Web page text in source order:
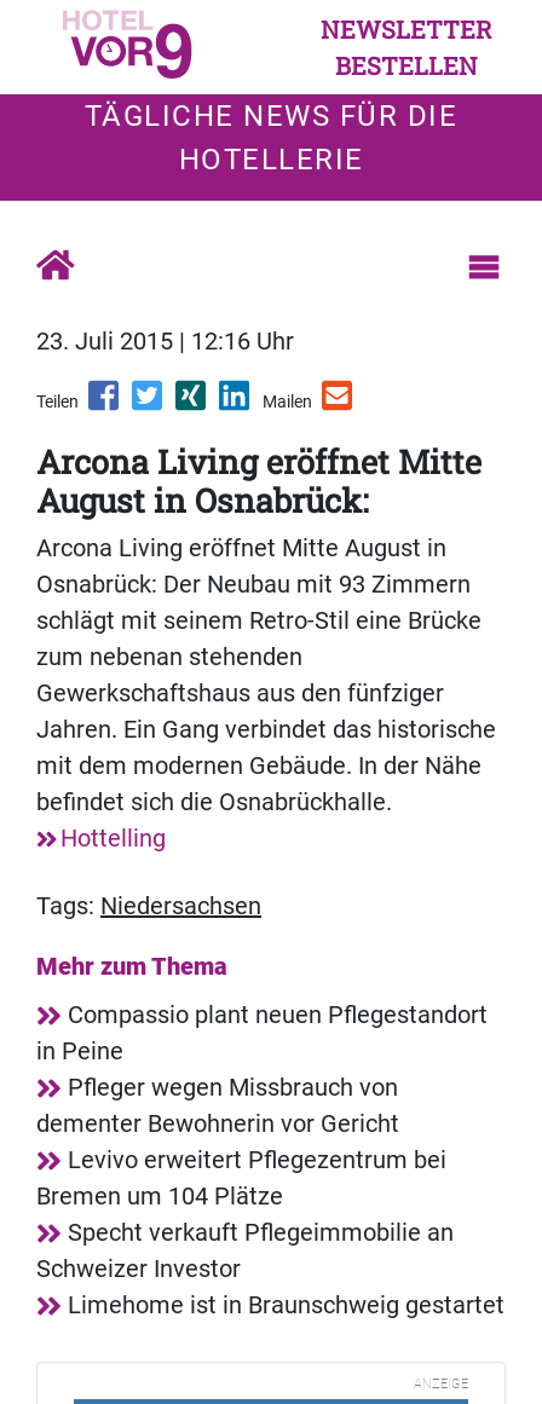
NEWSLETTER
BESTELLEN
TÄGLICHE NEWS FÜR DIE
HOTELLERIE
23. Juli 2015 | 12:16 Uhr
Teilen Mailen
Arcona Living eröffnet Mitte
August in Osnabrück:
Arcona Living eröffnet Mitte August in
Osnabrück: Der Neubau mit 93 Zimmern
schlägt mit seinem Retro-Stil eine Brücke
zum nebenan stehenden
Gewerkschaftshaus aus den fünfziger
Jahren. Ein Gang verbindet das historische
mit dem modernen Gebäude. In der Nähe
befindet sich die Osnabrückhalle.
Hottelling
Tags: Niedersachsen
Mehr zum Thema
Compassio plant neuen Pflegestandort
in Peine
Pfleger wegen Missbrauch von
dementer Bewohnerin vor Gericht
Levivo erweitert Pflegezentrum bei
Bremen um 104 Plätze
Specht verkauft Pflegeimmobilie an
Schweizer Investor
Limehome ist in Braunschweig gestartet
ANZEIGE